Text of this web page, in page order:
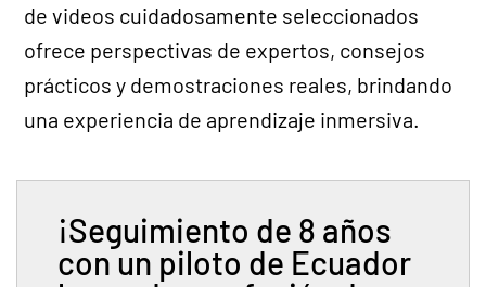
de videos cuidadosamente seleccionados
ofrece perspectivas de expertos, consejos
prácticos y demostraciones reales, brindando
una experiencia de aprendizaje inmersiva.
¡Seguimiento de 8 años
con un piloto de Ecuador